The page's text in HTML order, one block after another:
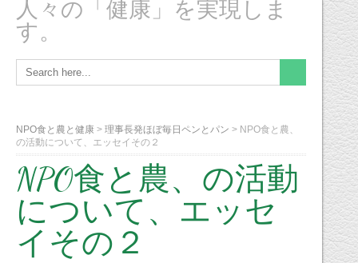
人々の「健康」を実現しま
す。
NPO食と農と健康 >理事長発ほぼ毎日ペンとパン > NPO食と農、
の活動について、エッセイその２
NPO食と農、の活動
について、エッセ
イその２